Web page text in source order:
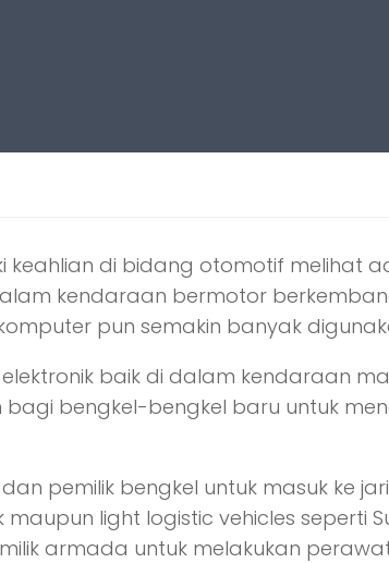
keahlian di bidang otomotif melihat
kendaraan bermotor
pun semakin banyak
baik di dalam kendaraan
bengkel-bengkel baru untuk
pemilik bengkel untuk masuk ke
light logistic vehicles seperti
armada untuk melakukan